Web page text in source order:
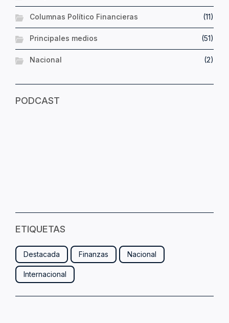
Columnas Político Financieras (11)
Principales medios (51)
Nacional (2)
PODCAST
ETIQUETAS
Destacada Finanzas Nacional
Internacional